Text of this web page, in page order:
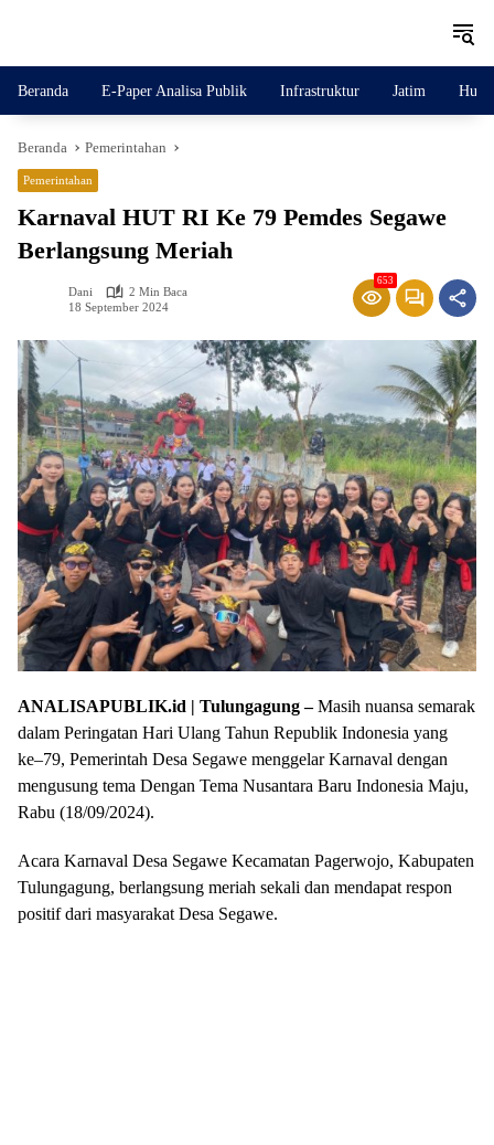
Beranda E-Paper Analisa Publik Infrastruktur Jatim
Beranda Pemerintahan
Pemerintahan
Karnaval HUT RI Ke 79 Pemdes Segawe
Berlangsung Meriah
Dani
2 Min Baca
18 September 2024
653
ANALISAPUBLIK.id | Tulungagung –Masih nuansa semarak
dalam Peringatan Hari Ulang Tahun Republik Indonesia yang
ke–79, Pemerintah Desa Segawe menggelar Karnaval dengan
mengusung tema Dengan Tema Nusantara Baru Indonesia Maju,
Rabu (18/09/2024).
Acara Karnaval Desa Segawe Kecamatan Pagerwojo, Kabupaten
Tulungagung, berlangsung meriah sekali dan mendapat respon
positif dari masyarakat Desa Segawe.